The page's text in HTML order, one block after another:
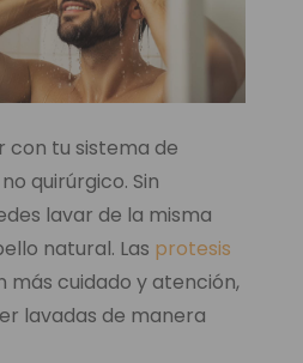
con tu sistema de
quirúrgico. Sin
lavar de la misma
natural. Las protesis
más cuidado y atención,
lavadas de manera